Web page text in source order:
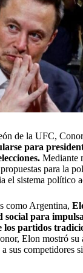
de la UFC,
para
Mediante
para la
el sistema político
como Argentina,
social para
partidos
Elon mostró su
sus competidores